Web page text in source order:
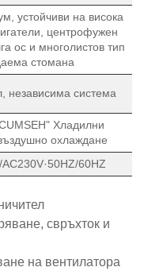
устойчиви на висока
центрофужен
ос и многолистов тип
стомана
независима система
Хладилни
охлаждане
60HZ
свръхток и
на вентилатора